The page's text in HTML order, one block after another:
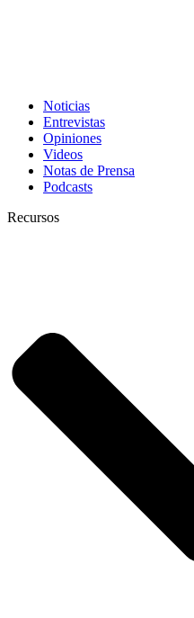
Noticias
Entrevistas
Opiniones
Videos
Notas de Prensa
Podcasts
Recursos